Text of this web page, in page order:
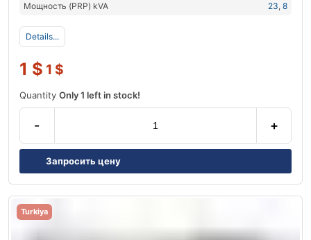
Мощность (PRP) kVA
23, 8
Details...
1 $ 1 $
Quantity Only 1 left in stock!
- +
Запросить цену
Turkiya